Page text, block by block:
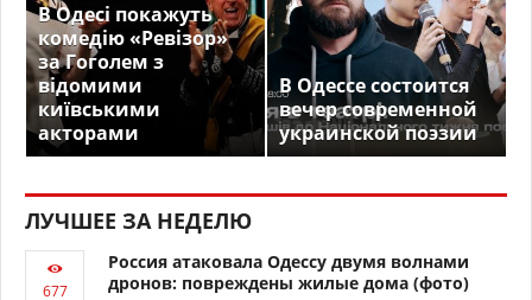
В Одесі покажуть
комедію «Ревізор»
за Гоголем з
відомими
київськими
акторами
В Одессе состоится
вечер современной
украинской поэзии
ЛУЧШЕЕ ЗА НЕДЕЛЮ
Россия атаковала Одессу двумя волнами
дронов: повреждены жилые дома (фото)